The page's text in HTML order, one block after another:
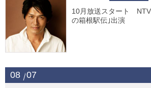
10月放送スタート
の箱根駅伝｣出演
08 07